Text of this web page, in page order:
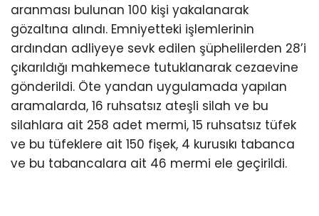
aranması bulunan 100 kişi yakalanarak
gözaltına alındı. Emniyetteki işlemlerinin
ardından adliyeye sevk edilen şüphelilerden 28’i
çıkarıldığı mahkemece tutuklanarak cezaevine
gönderildi. Öte yandan uygulamada yapılan
aramalarda, 16 ruhsatsız ateşli silah ve bu
silahlara ait 258 adet mermi, 15 ruhsatsız tüfek
ve bu tüfeklere ait 150 fişek, 4 kurusıkı tabanca
ve bu tabancalara ait 46 mermi ele geçirildi.